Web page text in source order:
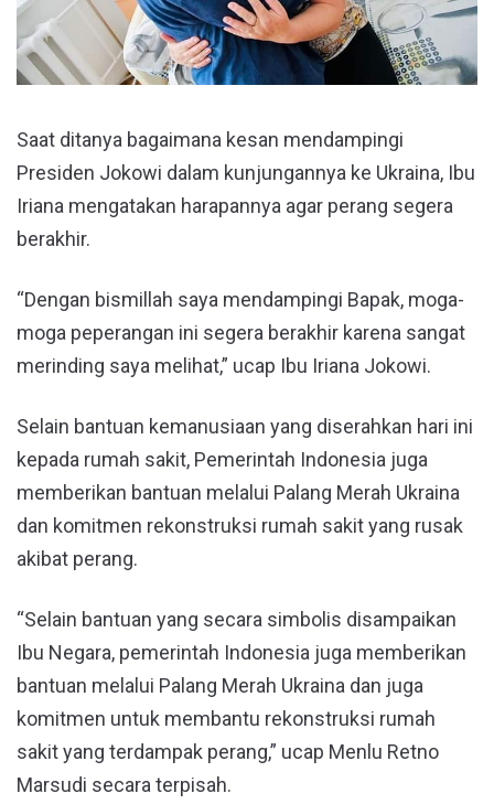
Saat ditanya bagaimana kesan mendampingi
Presiden Jokowi dalam kunjungannya ke Ukraina, Ibu
Iriana mengatakan harapannya agar perang segera
berakhir.
“Dengan bismillah saya mendampingi Bapak, moga-
moga peperangan ini segera berakhir karena sangat
merinding saya melihat,” ucap Ibu Iriana Jokowi.
Selain bantuan kemanusiaan yang diserahkan hari ini
kepada rumah sakit, Pemerintah Indonesia juga
memberikan bantuan melalui Palang Merah Ukraina
dan komitmen rekonstruksi rumah sakit yang rusak
akibat perang.
“Selain bantuan yang secara simbolis disampaikan
Ibu Negara, pemerintah Indonesia juga memberikan
bantuan melalui Palang Merah Ukraina dan juga
komitmen untuk membantu rekonstruksi rumah
sakit yang terdampak perang,” ucap Menlu Retno
Marsudi secara terpisah.